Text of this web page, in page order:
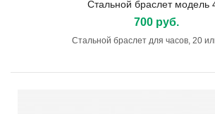
Стальной браслет модель
700 руб.
Стальной браслет для часов, 20